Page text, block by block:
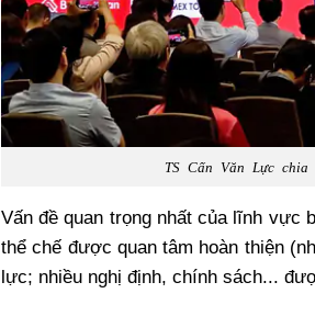
TS Cấn Văn Lực
Vấn đề quan trọng nhất của lĩnh vực
thể chế được quan tâm hoàn thiện
lực; nhiều nghị định, chính sách...